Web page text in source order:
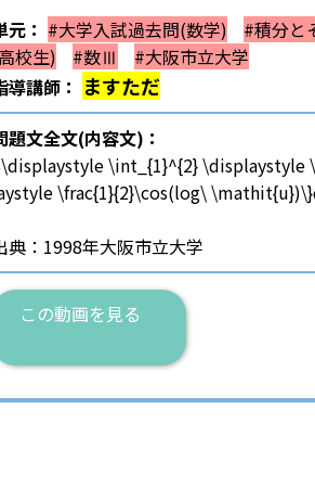
元： #大学入試過去問(数学) #積分と
校生)
#数Ⅲ
#大阪市立大学
導講師： ますただ
題文全文(内容文)：
\int_{1}^{2}
\frac{1}{2}\cos(log\
典：1998年大阪市立大学
この動画を見る